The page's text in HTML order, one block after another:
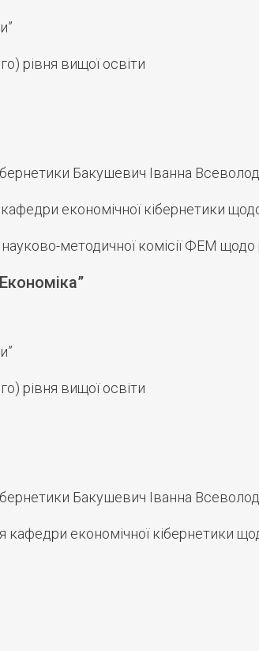
рівня вищої освіти
Бакушевич Іванна
кафедри економічної кібернетики
науково-методичної комісії ФЕМ
рівня вищої освіти
Бакушевич Іванна
кафедри економічної кібернетики